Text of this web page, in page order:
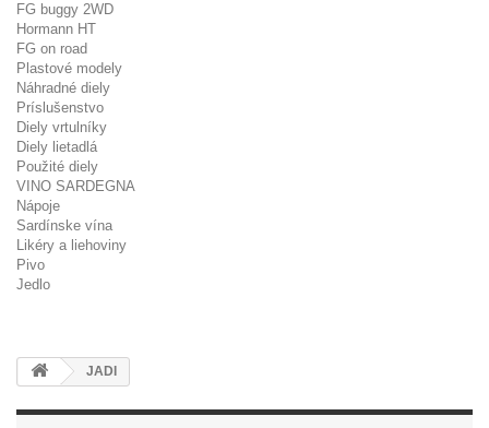
FG buggy 2WD
Hormann HT
FG on road
Plastové modely
Náhradné diely
Príslušenstvo
Diely vrtulníky
Diely lietadlá
Použité diely
VINO SARDEGNA
Nápoje
Sardínske vína
Likéry a liehoviny
Pivo
Jedlo
JADI